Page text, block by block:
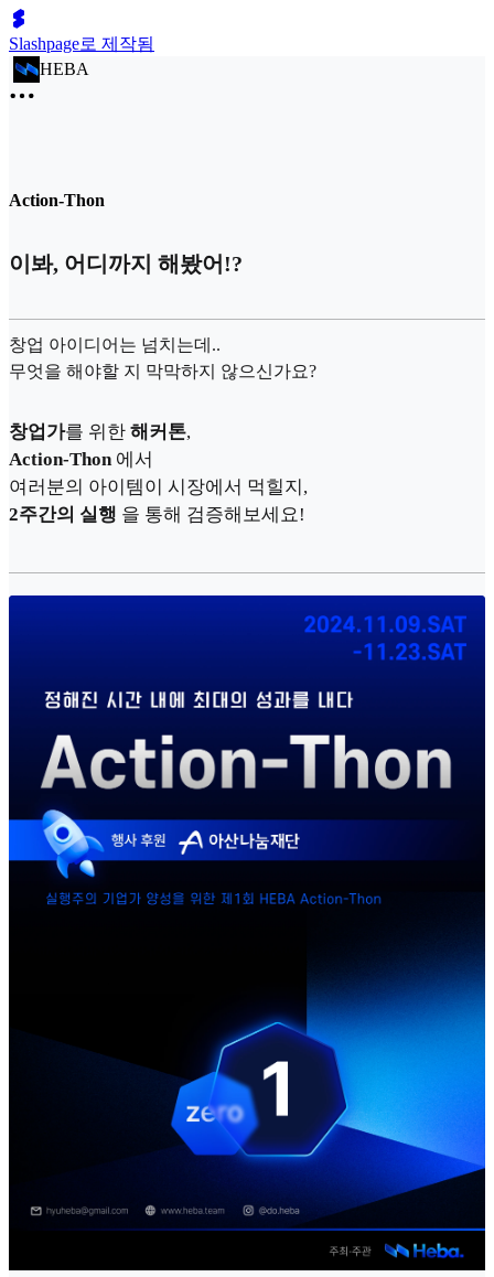
Slashpage로 제작됨
HEBA
Action-Thon
이봐, 어디까지 해봤어!?
창업 아이디어는 넘치는데..
무엇을 해야할 지 막막하지 않으신가요?
창업가를 위한 해커톤,
Action-Thon 에서
여러분의 아이템이 시장에서 먹힐지,
2주간의 실행 을 통해 검증해보세요!